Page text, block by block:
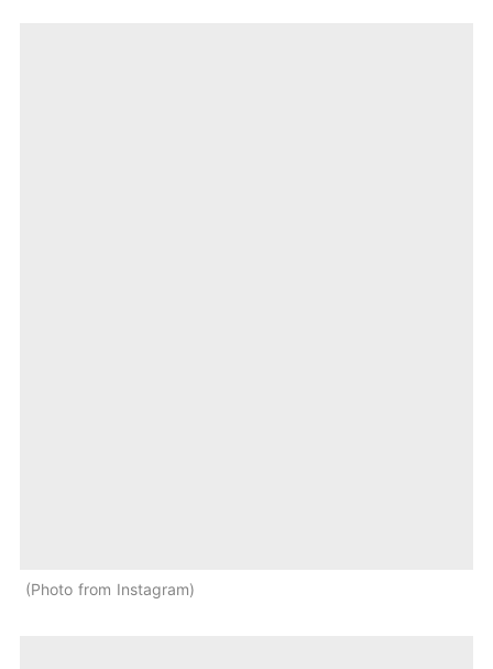
Photo from Instagram